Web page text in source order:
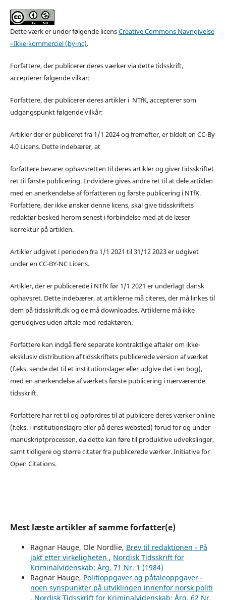
Dette værk er under følgende licensCreative Commons Navngivelse
–Ikke-kommerciel (by-nc).
Forfattere, der publicerer deres værker via dette tidsskrift,
accepterer følgende vilkår:
Forfattere, der publicerer deres artikler i NTfK, accepterer som
udgangspunkt følgende vilkår:
Artikler der er publiceret fra 1/1 2024 og fremefter, er tildelt en CC-By
4.0 Licens. Dette indebærer, at
forfattere bevarer ophavsretten til deres artikler og giver tidsskriftet
ret til første publicering. Endvidere gives andre ret til at dele artiklen
med en anerkendelse af forfatteren og første publicering i NTfK.
Forfattere, der ikke ønsker denne licens, skal give tidsskriftets
redaktør besked herom senest i forbindelse med at de læser
korrektur på artiklen.
Artikler udgivet i perioden fra 1/1 2021 til 31/12 2023 er udgivet
under en CC-BY-NC Licens.
Artikler, der er publicerede i NTfK før 1/1 2021 er underlagt dansk
ophavsret. Dette indebærer, at artiklerne må citeres, der må linkes til
dem på tidsskrift.dk og de må downloades. Artiklerne må ikke
genudgives uden aftale med redaktøren.
Forfattere kan indgå flere separate kontraktlige aftaler om ikke-
eksklusiv distribution af tidsskriftets publicerede version af værket
(f.eks. sende det til et institutionslager eller udgive det i en bog),
med en anerkendelse af værkets første publicering i nærværende
tidsskrift.
Forfattere har ret til og opfordres til at publicere deres værker online
(f.eks. i institutionslagre eller på deres websted) forud for og under
manuskriptprocessen, da dette kan føre til produktive udvekslinger,
samt tidligere og større citater fra publicerede værker. Initiative for
Open Citations.
Mest læste artikler af samme forfatter(e)
Ragnar Hauge, Ole Nordlie, Brev til redaktionen - På
jakt etter virkeligheten , Nordisk Tidsskrift for
Kriminalvidenskab: Årg. 71 Nr. 1 (1984)
Ragnar Hauge, Politioppgaver og påtaleoppgaver -
noen synspunkter på utviklingen innenfor norsk politi
, Nordisk Tidsskrift for Kriminalvidenskab: Årg. 62 Nr.